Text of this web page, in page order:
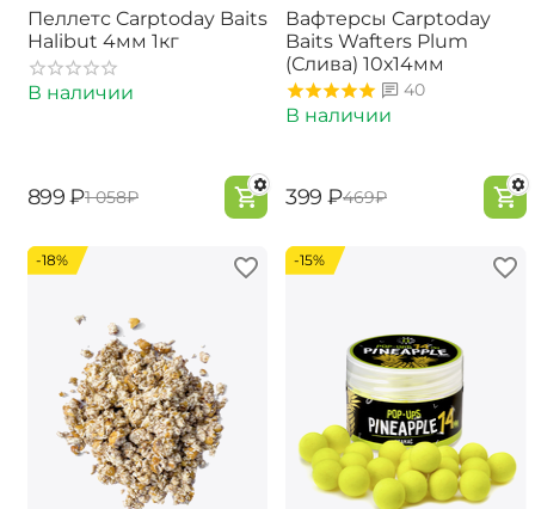
Пеллетс Carptoday Baits
Halibut 4мм 1кг
В наличии
‍899‍ ₽‍1 058‍₽
Вафтерсы Carptoday
Baits Wafters Plum
(Слива) 10х14мм
40
В наличии
‍399‍ ₽‍469‍₽
-18% -15%